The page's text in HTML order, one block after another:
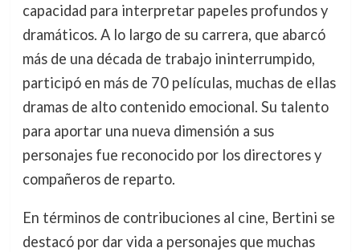
capacidad para interpretar papeles profundos y
dramáticos. A lo largo de su carrera, que abarcó
más de una década de trabajo ininterrumpido,
participó en más de 70 películas, muchas de ellas
dramas de alto contenido emocional. Su talento
para aportar una nueva dimensión a sus
personajes fue reconocido por los directores y
compañeros de reparto.
En términos de contribuciones al cine, Bertini se
destacó por dar vida a personajes que muchas